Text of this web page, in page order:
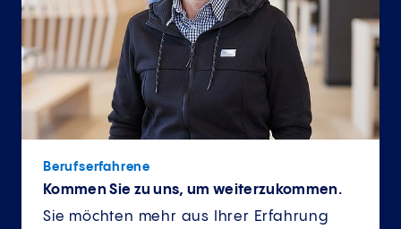
Berufserfahrene
Kommen Sie zu uns, um weiterzukommen.
Sie möchten mehr aus Ihrer Erfahrung